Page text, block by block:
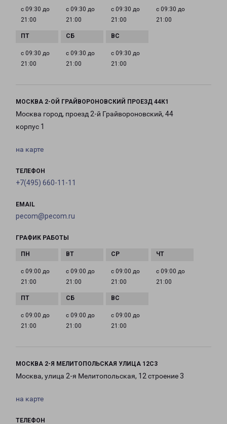
с 09:30 до
21:00
с 09:30 до
21:00
с 09:30 до
21:00
с 09:30 до
21:00
с 09:30 до
21:00
с 09:30 до
21:00
с 09:30 до
21:00
МОСКВА 2-ОЙ ГРАЙВОРОНОВСКИЙ ПРОЕЗД 44К1
Москва город, проезд 2-й Грайвороновский, 44
корпус 1
на карте
ТЕЛЕФОН
+7(495) 660-11-11
EMAIL
pecom@pecom.ru
ГРАФИК РАБОТЫ
с 09:00 до
21:00
с 09:00 до
21:00
с 09:00 до
21:00
с 09:00 до
21:00
с 09:00 до
21:00
с 09:00 до
21:00
с 09:00 до
21:00
МОСКВА 2-Я МЕЛИТОПОЛЬСКАЯ УЛИЦА 12С3
Москва, улица 2-я Мелитопольская, 12 строение 3
на карте
ТЕЛЕФОН